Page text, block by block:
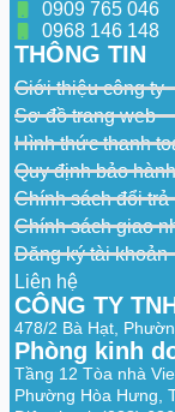
Main Stream
Sub-Stream
Third Stream
Video
Compression
0909 765 046
0968 146 148
THÔNG TIN
Giới thiệu công ty
Sơ đồ trang web
Hình thức thanh
Quy định bảo
Chính sách đổi trả
Chính sách giao
Đăng ký tài khoản
Liên hệ
CÔNG TY
478/2 Bà Hạt,
Phòng kinh
Tầng 12 Tòa nhà
Phường Hòa Hưng,